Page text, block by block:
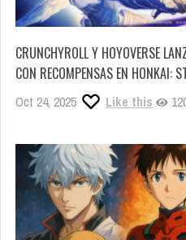
CRUNCHYROLL Y HOYOVERSE
CON RECOMPENSAS EN HONKAI:
Oct 24, 2025 Like this